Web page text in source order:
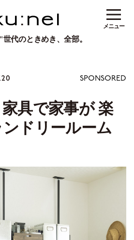
代のときめき、全部。
メニュー
SPONSORED
家具で家事が 楽
ドリールーム